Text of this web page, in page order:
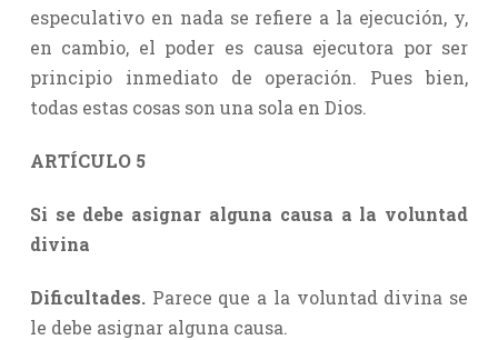
especulativo en nada se refiere a la ejecución, y,
en cambio, el poder es causa ejecutora por ser
principio inmediato de operación. Pues bien,
todas estas cosas son una sola en Dios.
ARTÍCULO 5
Si se debe asignar alguna causa a la voluntad
divina
Dificultades. Parece que a la voluntad divina se
le debe asignar alguna causa.